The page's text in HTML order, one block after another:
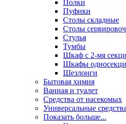
Полки
Пуфики
Столы складные
Столы
Стулья
Тумбы
Шкаф с 2-мя
Шкафы
Шезлонги
Бытовая химия
Ванная и туалет
Средства от насекомых
Универсальные средства
Показать больше...